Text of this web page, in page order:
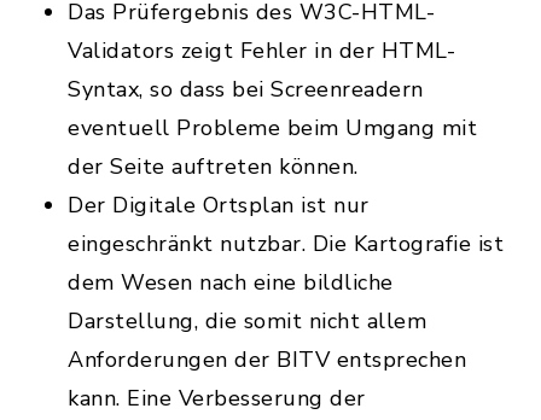
Das Prüfergebnis des W3C-HTML-
Validators zeigt Fehler in der HTML-
Syntax, so dass bei Screenreadern
eventuell Probleme beim Umgang mit
der Seite auftreten können.
Der Digitale Ortsplan ist nur
eingeschränkt nutzbar. Die Kartografie ist
dem Wesen nach eine bildliche
Darstellung, die somit nicht allem
Anforderungen der BITV entsprechen
kann. Eine Verbesserung der